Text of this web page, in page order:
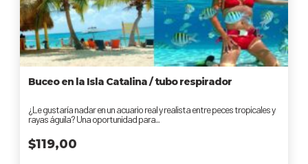
Buceo en la Isla Catalina / tubo respirador
¿Le gustaría nadar en un acuario real y realista entre peces tropicales y
rayas águila? Una oportunidad para...
$119,00